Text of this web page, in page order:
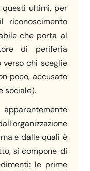
ultimi, per
riconoscimento
che porta al
di periferia
chi sceglie
poco, accusato
sociale).
e dalle quali è
si compone di
le prime